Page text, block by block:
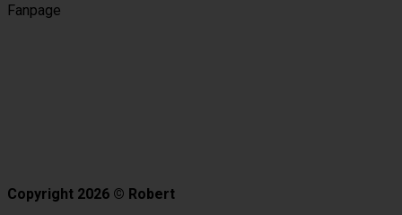
Fanpage
Copyright 2026 © Robert